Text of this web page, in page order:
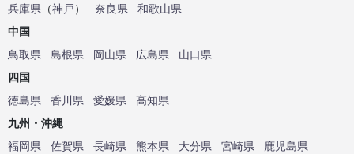
兵庫県 （神戸） 奈良県
和歌山県
中国
鳥取県
島根県 岡山県 広島県
山口県
四国
徳島県
香川県 愛媛県
高知県
九州・沖縄
福岡県
佐賀県 長崎県 熊本県 大分県 宮崎県
鹿児島県